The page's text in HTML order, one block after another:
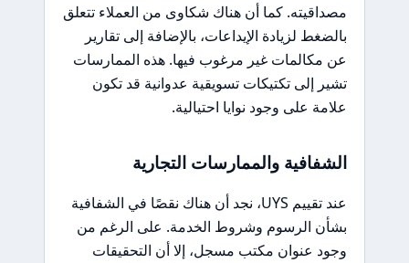
مصداقيته. كما أن هناك شكاوى من العملاء تتعلق
بالضغط لزيادة الإيداعات، بالإضافة إلى تقارير
عن مكالمات غير مرغوب فيها. هذه الممارسات
تشير إلى تكتيكات تسويقية عدوانية قد تكون
علامة على وجود نوايا احتيالية.
الشفافية والممارسات التجارية
عند تقييم UYS، نجد أن هناك نقصًا في الشفافية
بشأن الرسوم وشروط الخدمة. على الرغم من
وجود عنوان مكتب مسجل، إلا أن التحقيقات